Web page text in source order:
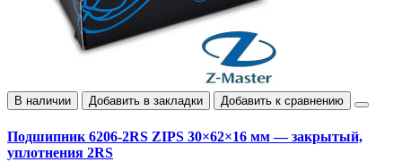
В наличии Добавить в закладки Добавить к сравнению
Подшипник 6206-2RS ZIPS 30×62×16 мм — закрытый,
уплотнения 2RS